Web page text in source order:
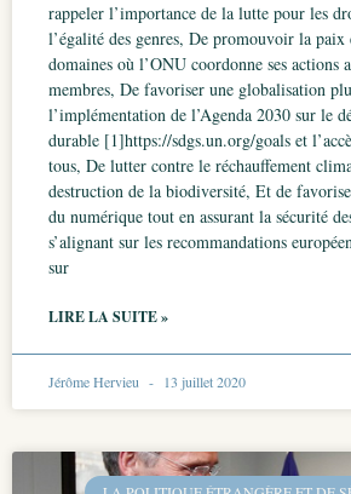
rappeler l’importance de la lutte pour les
l’égalité des genres, De promouvoir la paix
domaines où l’ONU coordonne ses actions
membres, De favoriser une globalisation
l’implémentation de l’Agenda 2030 sur le
durable [1]https://sdgs.un.org/goals et
tous, De lutter contre le réchauffement
destruction de la biodiversité, Et de
du numérique tout en assurant la sécurité
s’alignant sur les recommandations
sur
LIRE LA SUITE »
Jérôme Hervieu 13 juillet 2020